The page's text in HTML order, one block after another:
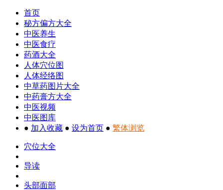
首页
秘方偏方大全
中医养生
中医食疗
药酒大全
人体穴位图
人体经络图
中草药图片大全
中药膏方大全
中医视频
中医图库
● 加入收藏 ● 设为首页 ● 繁体浏览
穴位大全
导读
头部面部